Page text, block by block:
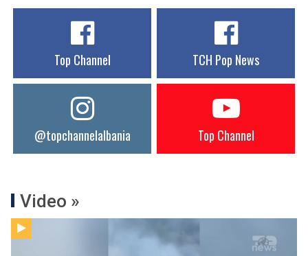
Top Channel TCH Pop News
@topchannelalbania Top Channel
Video »